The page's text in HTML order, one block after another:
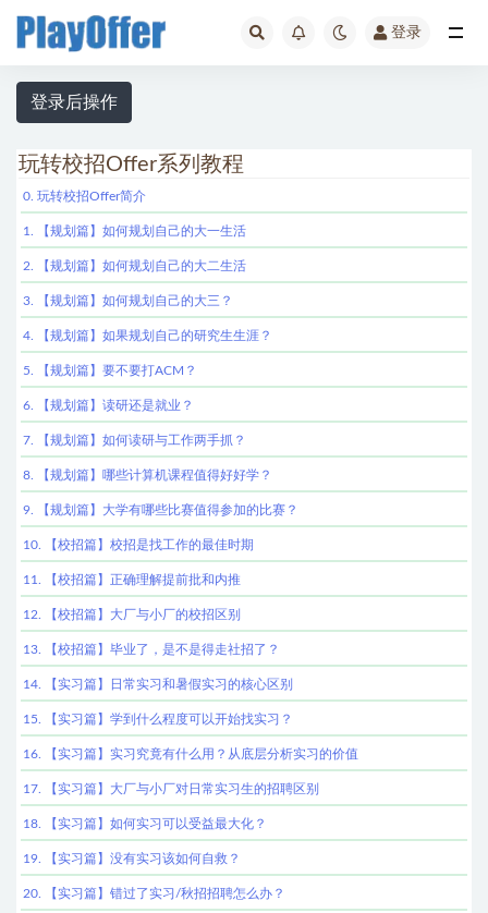
登录
登录后操作
玩转校招Offer系列教程
0. 玩转校招Offer简介
1. 【规划篇】如何规划自己的大一生活
2. 【规划篇】如何规划自己的大二生活
3. 【规划篇】如何规划自己的大三？
4. 【规划篇】如果规划自己的研究生生涯？
5. 【规划篇】要不要打ACM？
6. 【规划篇】读研还是就业？
7. 【规划篇】如何读研与工作两手抓？
8. 【规划篇】哪些计算机课程值得好好学？
9. 【规划篇】大学有哪些比赛值得参加的比赛？
10. 【校招篇】校招是找工作的最佳时期
11. 【校招篇】正确理解提前批和内推
12. 【校招篇】大厂与小厂的校招区别
13. 【校招篇】毕业了，是不是得走社招了？
14. 【实习篇】日常实习和暑假实习的核心区别
15. 【实习篇】学到什么程度可以开始找实习？
16. 【实习篇】实习究竟有什么用？从底层分析实习的价值
17. 【实习篇】大厂与小厂对日常实习生的招聘区别
18. 【实习篇】如何实习可以受益最大化？
19. 【实习篇】没有实习该如何自救？
20. 【实习篇】错过了实习/秋招招聘怎么办？